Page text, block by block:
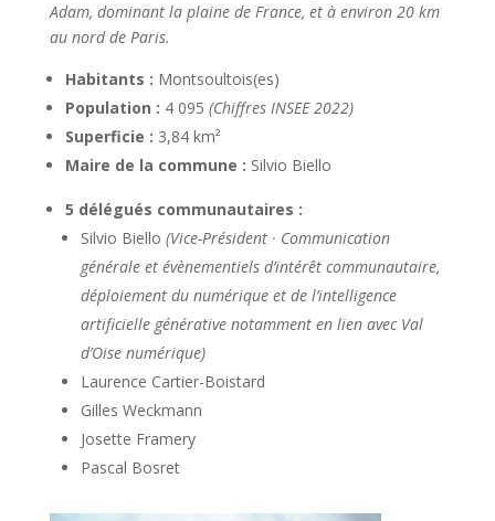
Adam, dominant la plaine de France, et à environ 20 km
au nord de Paris.
Habitants : Montsoultois(es)
Population : 4 095 (Chiffres INSEE 2022)
Superficie : 3,84 km²
Maire de la commune : Silvio Biello
5 délégués communautaires :
Silvio Biello (Vice-Président · Communication
générale et évènementiels d’intérêt communautaire,
déploiement du numérique et de l’intelligence
artificielle générative notamment en lien avec Val
d’Oise numérique)
Laurence Cartier-Boistard
Gilles Weckmann
Josette Framery
Pascal Bosret